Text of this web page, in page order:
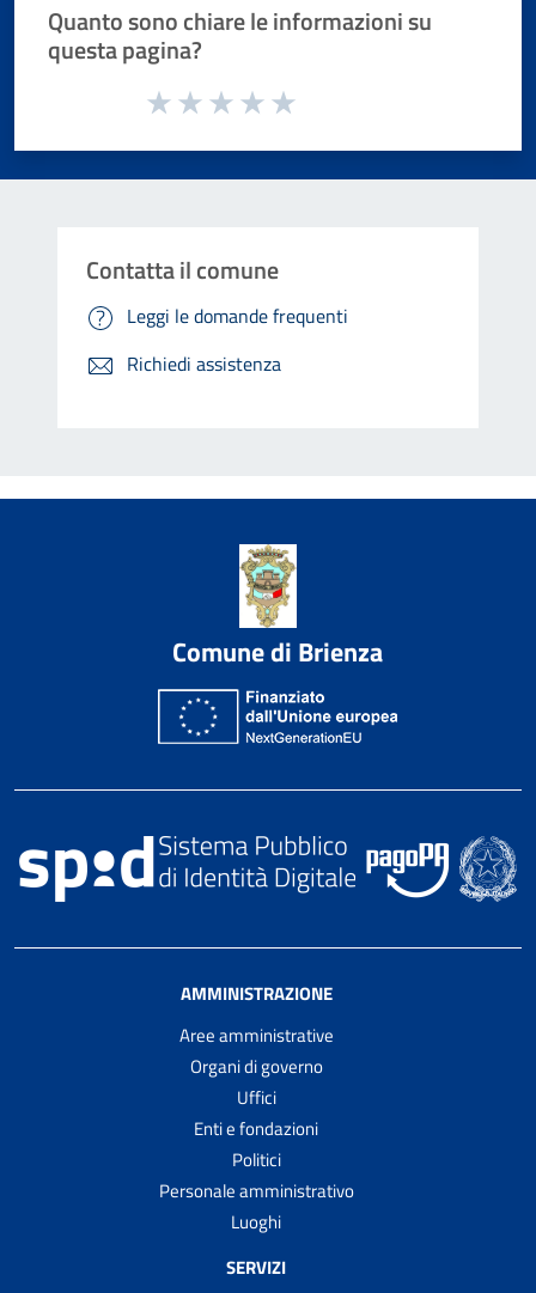
Quanto sono chiare le informazioni su
questa pagina?
Valuta da 1 a 5 stelle la pagina
Contatta il comune
Leggi le domande frequenti
Richiedi assistenza
Comune di Brienza
AMMINISTRAZIONE
Aree amministrative
Organi di governo
Uffici
Enti e fondazioni
Politici
Personale amministrativo
Luoghi
SERVIZI